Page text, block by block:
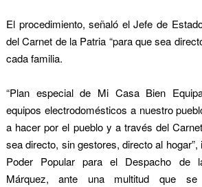
El procedimiento, señaló el Jefe de
del Carnet de la Patria “para que sea
cada familia.
“Plan especial de Mi Casa Bien
equipos electrodomésticos a nuestro
a hacer por el pueblo y a través del
sea directo, sin gestores, directo al
Poder Popular para el Despacho de
Márquez, ante una multitud que